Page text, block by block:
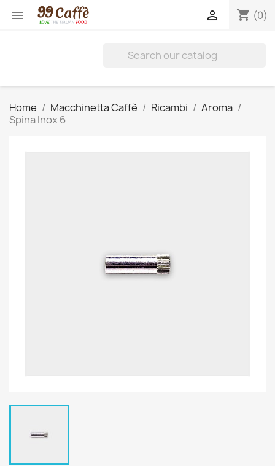
 shopping_cart (0)

Home Macchinetta Caffè Ricambi
Aroma
Spina Inox 6